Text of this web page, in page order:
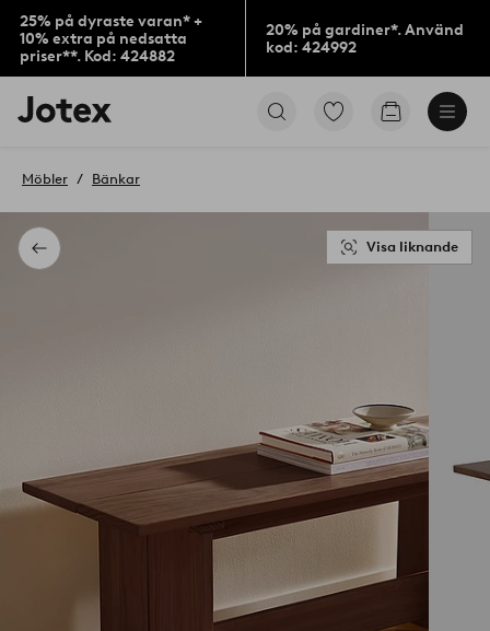
25% på dyraste varan* +
10% extra på nedsatta
priser**. Kod: 424882
20% på gardiner*. Använd
kod: 424992
Jotex
logotyp
till
Gå
Gå
Tillbaka
Möbler Bänkar
Visa liknande